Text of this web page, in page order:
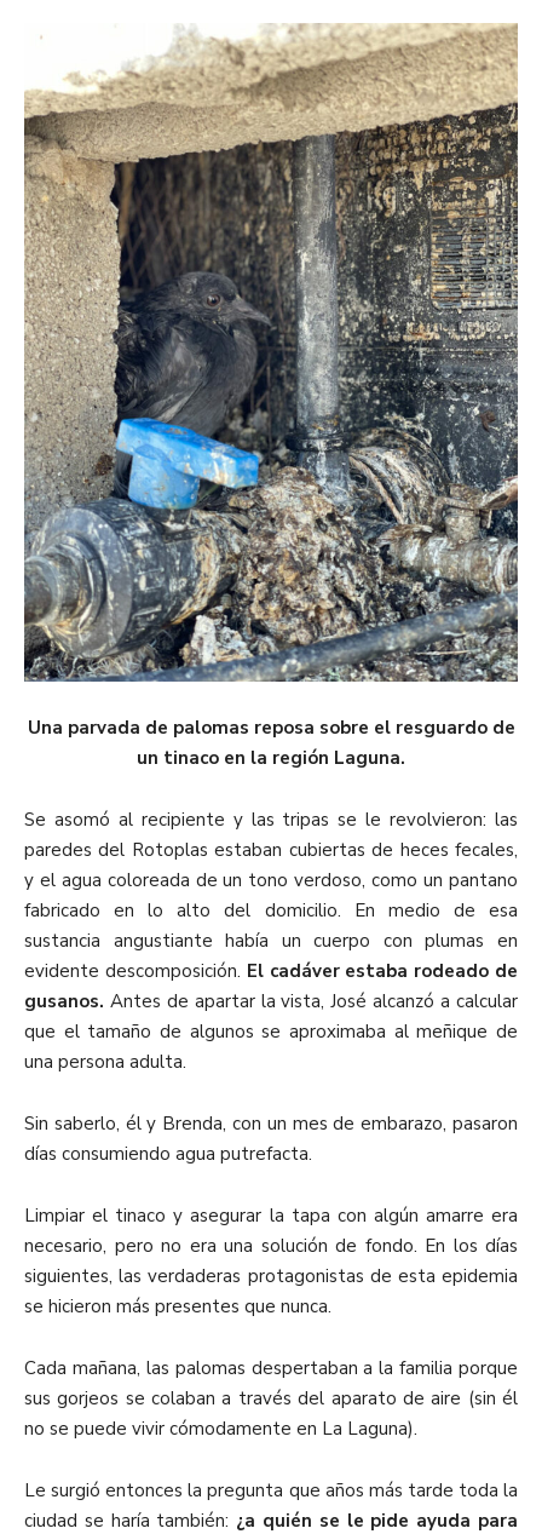
Una parvada de palomas reposa sobre el resguardo de
un tinaco en la región Laguna.
Se asomó al recipiente y las tripas se le revolvieron: las
paredes del Rotoplas estaban cubiertas de heces fecales,
y el agua coloreada de un tono verdoso, como un pantano
fabricado en lo alto del domicilio. En medio de esa
sustancia angustiante había un cuerpo con plumas en
evidente descomposición. El cadáver estaba rodeado de
gusanos. Antes de apartar la vista, José alcanzó a calcular
que el tamaño de algunos se aproximaba al meñique de
una persona adulta.
Sin saberlo, él y Brenda, con un mes de embarazo, pasaron
días consumiendo agua putrefacta.
Limpiar el tinaco y asegurar la tapa con algún amarre era
necesario, pero no era una solución de fondo. En los días
siguientes, las verdaderas protagonistas de esta epidemia
se hicieron más presentes que nunca.
Cada mañana, las palomas despertaban a la familia porque
sus gorjeos se colaban a través del aparato de aire (sin él
no se puede vivir cómodamente en La Laguna).
Le surgió entonces la pregunta que años más tarde toda la
ciudad se haría también: ¿a quién se le pide ayuda para